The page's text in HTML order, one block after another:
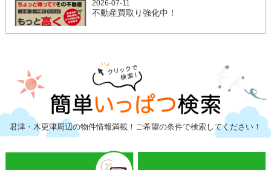
君津・木更津周辺の物件情報満載！ご希望の条件で検索してください！